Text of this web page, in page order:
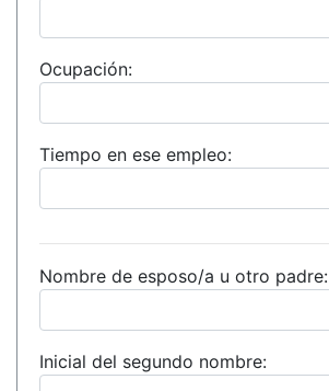
Ocupación:
Tiempo en ese empleo:
Nombre de esposo/a u otro padre:
Inicial del segundo nombre: